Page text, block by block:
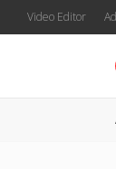
Video Editor